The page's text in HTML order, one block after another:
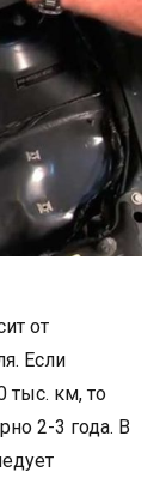
от
Если
тыс. км, то
2-3 года. В